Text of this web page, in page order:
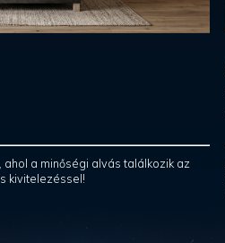
a minőségi alvás találkozik az
kivitelezéssel!